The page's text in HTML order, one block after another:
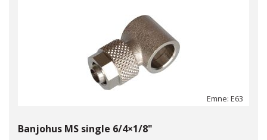
Emne: E63
Banjohus MS single 6/4×1/8"